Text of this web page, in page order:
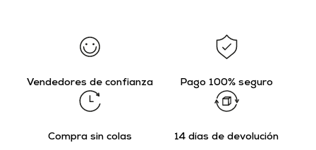
Vendedores de confianza Pago 100% seguro
Compra sin colas 14 días de devolución